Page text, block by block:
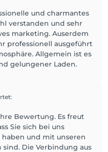
und charmantes
verstanden und sehr
marketing. Auserdem
professionell ausgeführt
Allgemein ist es
gelungener Laden.
:
Bewertung. Es freut
Sie sich bei uns
und mit unseren
Die Verbindung aus